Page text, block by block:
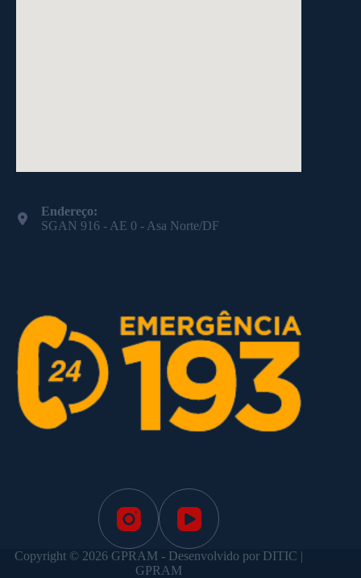
Endereço:
SGAN 916 - AE 0 - Asa Norte/DF
Copyright © 2026 GPRAM - Desenvolvido por DITIC |
GPRAM